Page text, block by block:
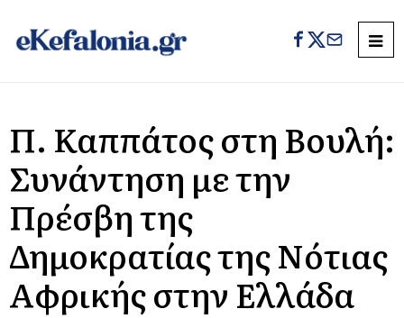
Π. Καππάτος στη Βουλή:
Συνάντηση με την
Πρέσβη της
Δημοκρατίας της Νότιας
Αφρικής στην Ελλάδα